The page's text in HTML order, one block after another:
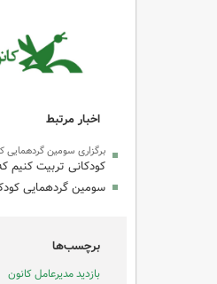
اخبار مرتبط
برگزاری سومین گردهمایی
کودکانی تربیت کنیم
سومین گردهمایی
برچسب‌ها
بازدید مدیرعامل کانون